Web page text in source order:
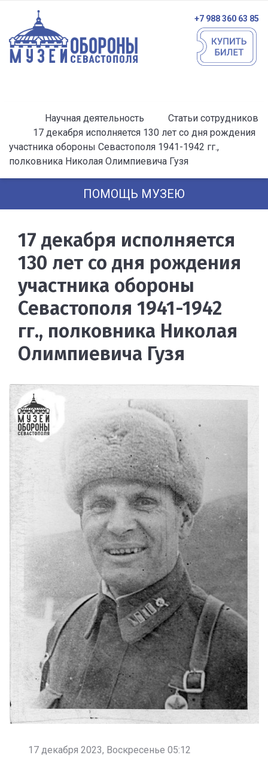
+7 988 360 63 85
Научная деятельность
Статьи сотрудников
17 декабря исполняется 130 лет со дня рождения
участника обороны Севастополя 1941-1942 гг.,
полковника Николая Олимпиевича Гузя
ПОМОЩЬ МУЗЕЮ
17 декабря исполняется
130 лет со дня рождения
участника обороны
Севастополя 1941-1942
гг., полковника Николая
Олимпиевича Гузя
17 декабря 2023, Воскресенье 05:12